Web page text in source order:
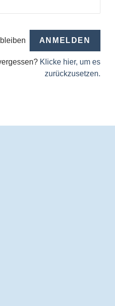
Klicke hier, um es
zurückzusetzen.